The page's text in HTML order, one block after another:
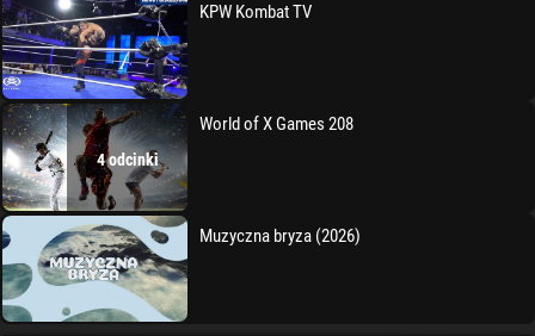
KPW Kombat TV
4 odcinki
World of X Games 208
Muzyczna bryza (2026)